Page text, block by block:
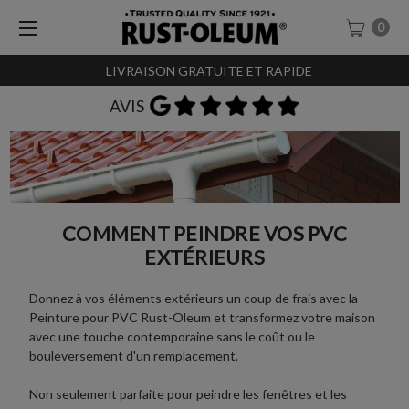
LIVRAISON GRATUITE ET RAPIDE
0
AVIS
COMMENT PEINDRE VOS PVC
EXTÉRIEURS
Donnez à vos éléments extérieurs un coup de frais avec la
Peinture pour PVC Rust-Oleum et transformez votre maison
avec une touche contemporaine sans le coût ou le
bouleversement d'un remplacement.
Non seulement parfaite pour peindre les fenêtres et les